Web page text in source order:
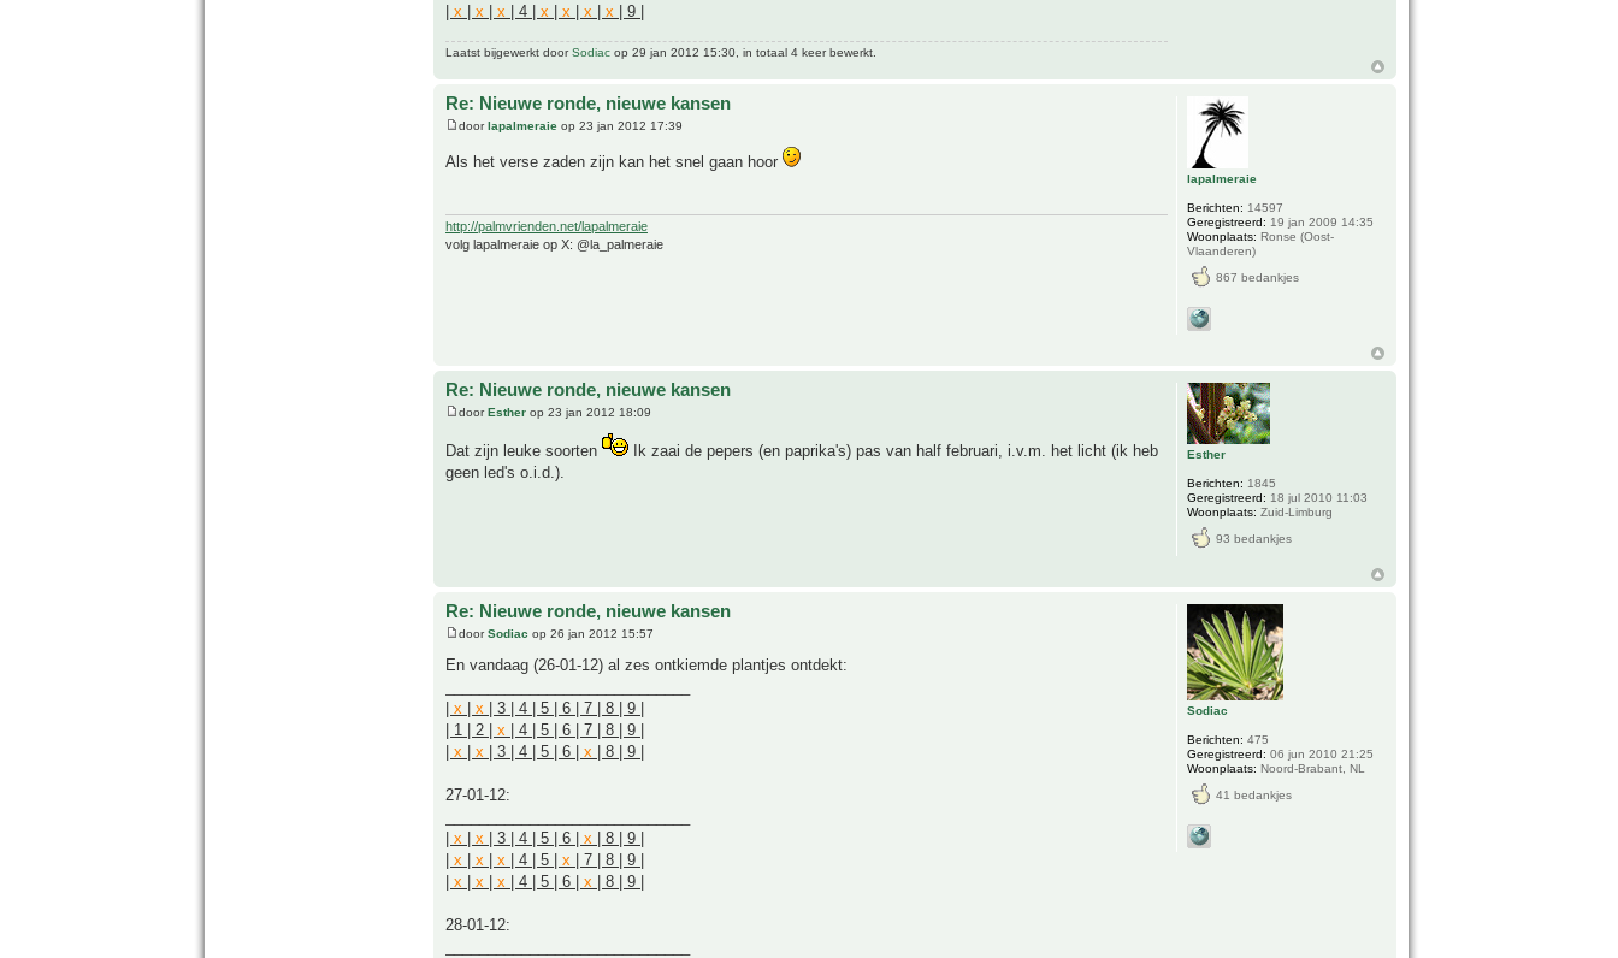
x x x | 4 | x x x x | 9 |
Laatst bijgewerkt doorSodiac op 29 jan 2012 15:30, in totaal 4 keer bewerkt.
Re: Nieuwe ronde, nieuwe kansen
doorlapalmeraie op 23 jan 2012 17:39
Als het verse zaden zijn kan het snel gaan hoor
http://palmvrienden.net/lapalmeraie
volg lapalmeraie op X: @la_palmeraie
lapalmeraie
Berichten: 14597
Geregistreerd: 19 jan 2009 14:35
Woonplaats: Ronse (Oost-
Vlaanderen)
867 bedankjes
Re: Nieuwe ronde, nieuwe kansen
doorEsther op 23 jan 2012 18:09
Dat zijn leuke soorten
Ik zaai de pepers (en paprika's) pas van half februari, i.v.m. het licht (ik heb
geen led's o.i.d.).
Esther
Berichten: 1845
Geregistreerd: 18 jul 2010 11:03
Woonplaats: Zuid-Limburg
93 bedankjes
Re: Nieuwe ronde, nieuwe kansen
doorSodiac op 26 jan 2012 15:57
En vandaag (26-01-12) al zes ontkiemde plantjes ontdekt:
x x | 3 | 4 | 5 | 6 | 7 | 8 | 9 |
| 1 | 2 | x | 4 | 5 | 6 | 7 | 8 | 9 |
x x | 3 | 4 | 5 | 6 | x | 8 | 9 |
27-01-12:
x x | 3 | 4 | 5 | 6 | x | 8 | 9 |
x x x | 4 | 5 | x | 7 | 8 | 9 |
x x x | 4 | 5 | 6 | x | 8 | 9 |
28-01-12:
Sodiac
Berichten: 475
Geregistreerd: 06 jun 2010 21:25
Woonplaats: Noord-Brabant, NL
41 bedankjes